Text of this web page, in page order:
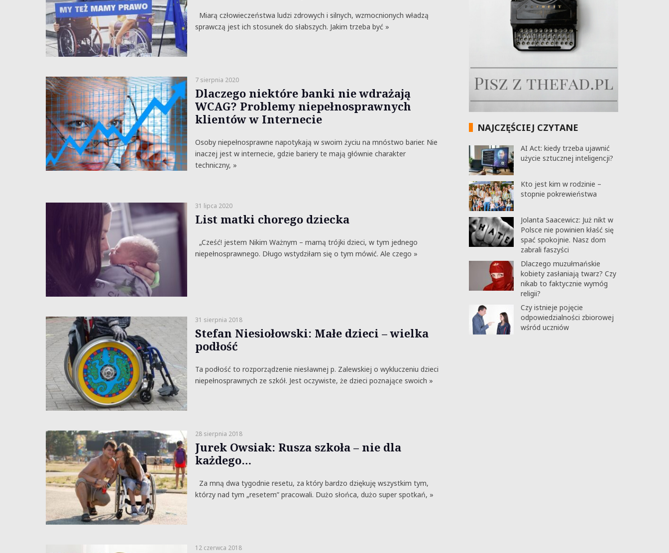
Miarą człowieczeństwa ludzi zdrowych i silnych, wzmocnionych władzą
sprawczą jest ich stosunek do słabszych. Jakim trzeba być »
7 sierpnia 2020
Dlaczego niektóre banki nie wdrażają
WCAG? Problemy niepełnosprawnych
klientów w Internecie
Osoby niepełnosprawne napotykają w swoim życiu na mnóstwo barier. Nie
inaczej jest w internecie, gdzie bariery te mają głównie charakter
techniczny, »
31 lipca 2020
List matki chorego dziecka
„Cześć! jestem Nikim Ważnym – mamą trójki dzieci, w tym jednego
niepełnosprawnego. Długo wstydziłam się o tym mówić. Ale czego »
31 sierpnia 2018
Stefan Niesiołowski: Małe dzieci – wielka
podłość
Ta podłość to rozporządzenie niesławnej p. Zalewskiej o wykluczeniu dzieci
niepełnosprawnych ze szkół. Jest oczywiste, że dzieci poznające swoich »
28 sierpnia 2018
Jurek Owsiak: Rusza szkoła – nie dla
każdego…
Za mną dwa tygodnie resetu, za który bardzo dziękuję wszystkim tym,
którzy nad tym „resetem” pracowali. Dużo słońca, dużo super spotkań, »
12 czerwca 2018
NAJCZĘŚCIEJ CZYTANE
AI Act: kiedy trzeba ujawnić
użycie sztucznej inteligencji?
Kto jest kim w rodzinie –
stopnie pokrewieństwa
Jolanta Saacewicz: Już nikt w
Polsce nie powinien kłaść się
spać spokojnie. Nasz dom
zabrali faszyści
Dlaczego muzułmańskie
kobiety zasłaniają twarz? Czy
nikab to faktycznie wymóg
religii?
Czy istnieje pojęcie
odpowiedzialności zbiorowej
wśród uczniów